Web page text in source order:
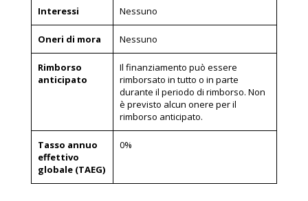
Interessi Nessuno
Oneri di mora Nessuno
Rimborso
anticipato
Il finanziamento può essere
rimborsato in tutto o in parte
durante il periodo di rimborso. Non
è previsto alcun onere per il
rimborso anticipato.
Tasso annuo
effettivo
globale (TAEG)
0%